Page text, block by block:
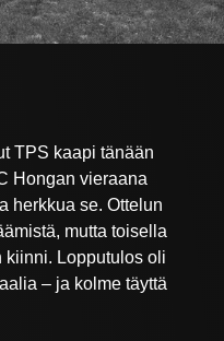
TPS kaapi tänään
Hongan vieraana
herkkua se. Ottelun
mutta toisella
Lopputulos oli
– ja kolme täyttä